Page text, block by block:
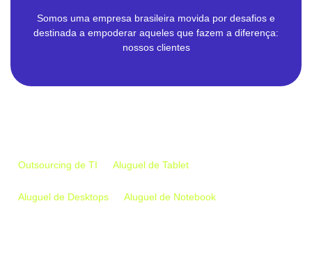
Somos uma empresa brasileira movida por desafios e
destinada a empoderar aqueles que fazem a diferença:
nossos clientes
Outsourcing de TI Aluguel de Tablet
Aluguel de Desktops Aluguel de Notebook